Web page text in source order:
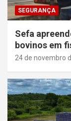
SEGURANÇA
Sefa
bovinos em
24 de novembro